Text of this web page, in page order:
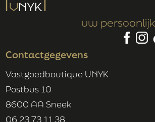
uw
Contactgegevens
Vastgoedboutique UNYK
Postbus 10
8600 AA Sneek
06 23 73 11 38